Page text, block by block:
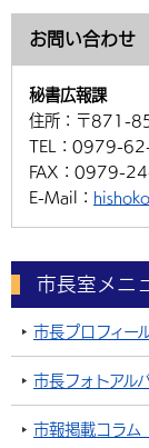
お問い合わせ
秘書広報課
住所： 〒871-
TEL： 0979-
FAX： 0979-
E-Mail：
市長室メニ
市長プロフィー
市長フォトアル
市報掲載コラム